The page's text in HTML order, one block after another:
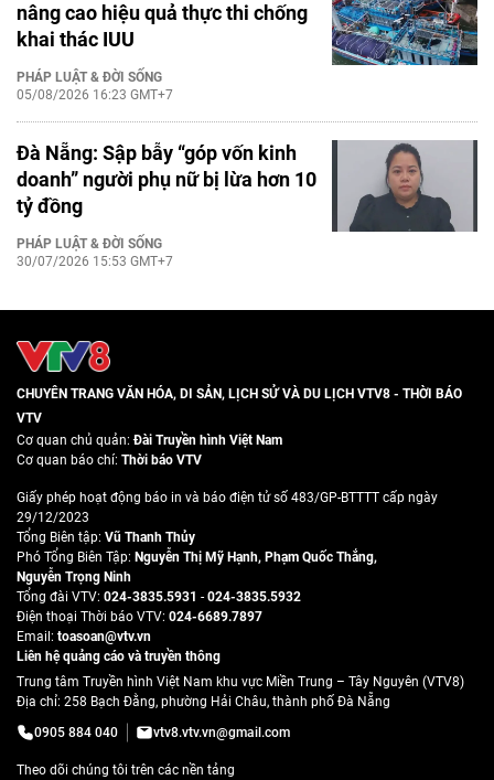
nâng cao hiệu quả thực thi chống
khai thác IUU
PHÁP LUẬT & ĐỜI SỐNG
05/08/2026 16:23 GMT+7
Đà Nẵng: Sập bẫy “góp vốn kinh
doanh” người phụ nữ bị lừa hơn 10
tỷ đồng
PHÁP LUẬT & ĐỜI SỐNG
30/07/2026 15:53 GMT+7
CHUYÊN TRANG VĂN HÓA, DI SẢN, LỊCH SỬ VÀ DU LỊCH VTV8 - THỜI BÁO
VTV
Cơ quan chủ quản:Đài Truyền hình Việt Nam
Cơ quan báo chí: Thời báo VTV
Giấy phép hoạt động báo in và báo điện tử số 483/GP-BTTTT cấp ngày
29/12/2023
Tổng Biên tập: Vũ Thanh Thủy
Phó Tổng Biên Tập: Nguyễn Thị Mỹ Hạnh, Phạm Quốc Thắng,
Nguyễn Trọng Ninh
Tổng đài VTV: 024-3835.5931 - 024-3835.5932
Ðiện thoại Thời báo VTV: 024-6689.7897
Email: toasoan@vtv.vn
Liên hệ quảng cáo và truyền thông
Trung tâm Truyền hình Việt Nam khu vực Miền Trung – Tây Nguyên (VTV8)
Địa chỉ: 258 Bạch Đằng, phường Hải Châu, thành phố Đà Nẵng
0905 884 040
vtv8.vtv.vn@gmail.com
Theo dõi chúng tôi trên các nền tảng